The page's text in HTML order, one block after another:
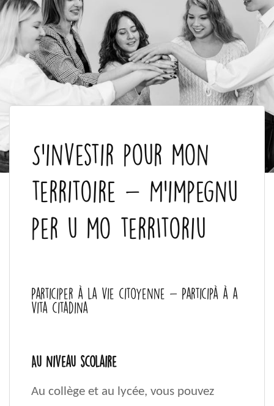
S'investir pour mon
territoire - M'impegnu
per u mo terrItoriu
Participer à la vie citoyenne - Participà à a
vita citadina
Au niveau scolaire
Au collège et au lycée, vous pou­vez